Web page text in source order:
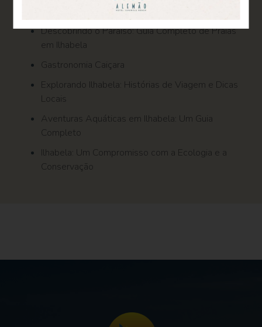
Descobrindo o Paraíso: Guia Completo de Praias
em Ilhabela
Gastronomia Caiçara
Explorando Ilhabela: Histórias de Viagem e Dicas
Locais
Aventuras Aquáticas em Ilhabela: Um Guia
Completo
Ilhabela: Um Compromisso com a Ecologia e a
Conservação